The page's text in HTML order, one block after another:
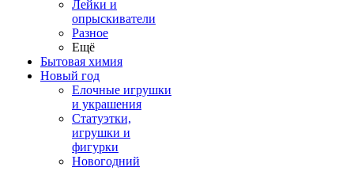
Лейки и
опрыскиватели
Разное
Ещё
Бытовая химия
Новый год
Елочные игрушки
и украшения
Статуэтки,
игрушки и
фигурки
Новогодний